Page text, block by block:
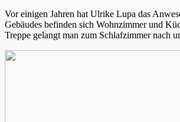
Vor einigen Jahren hat Ulrike Lupa das
Gebäudes befinden sich Wohnzimmer und
Treppe gelangt man zum Schlafzimmer nach